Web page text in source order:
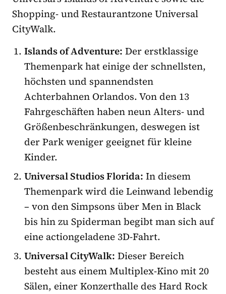
Shopping- und Restaurantzone Universal
CityWalk.
Islands of Adventure: Der erstklassige
Themenpark hat einige der schnellsten,
höchsten und spannendsten
Achterbahnen Orlandos. Von den 13
Fahrgeschäften haben neun Alters- und
Größenbeschränkungen, deswegen ist
der Park weniger geeignet für kleine
Kinder.
Universal Studios Florida: In diesem
Themenpark wird die Leinwand lebendig
– von den Simpsons über Men in Black
bis hin zu Spiderman begibt man sich auf
eine actiongeladene 3D-Fahrt.
Universal CityWalk: Dieser Bereich
besteht aus einem Multiplex-Kino mit 20
Sälen, einer Konzerthalle des Hard Rock